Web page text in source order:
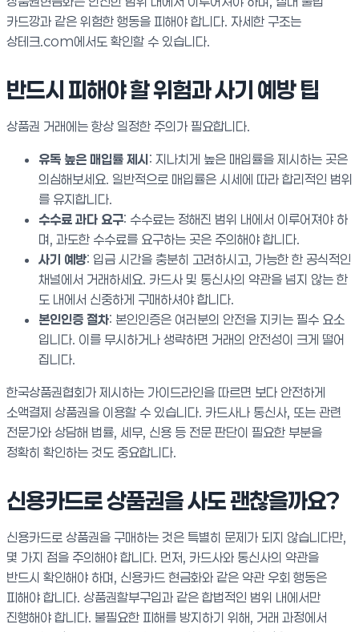
카드깡과 같은 위험한 행동을 피해야 합니다. 자세한 구조는
상테크.com에서도 확인할 수 있습니다.
반드시 피해야 할 위험과 사기 예방 팁
상품권 거래에는 항상 일정한 주의가 필요합니다.
유독 높은 매입률 제시: 지나치게 높은 매입률을 제시하는 곳은
의심해보세요. 일반적으로 매입률은 시세에 따라 합리적인 범위
를 유지합니다.
수수료 과다 요구: 수수료는 정해진 범위 내에서 이루어져야 하
며, 과도한 수수료를 요구하는 곳은 주의해야 합니다.
사기 예방: 입금 시간을 충분히 고려하시고, 가능한 한 공식적인
채널에서 거래하세요. 카드사 및 통신사의 약관을 넘지 않는 한
도 내에서 신중하게 구매하셔야 합니다.
본인인증 절차: 본인인증은 여러분의 안전을 지키는 필수 요소
입니다. 이를 무시하거나 생략하면 거래의 안전성이 크게 떨어
집니다.
한국상품권협회가 제시하는 가이드라인을 따르면 보다 안전하게
소액결제 상품권을 이용할 수 있습니다. 카드사나 통신사, 또는 관련
전문가와 상담해 법률, 세무, 신용 등 전문 판단이 필요한 부분을
정확히 확인하는 것도 중요합니다.
신용카드로 상품권을 사도 괜찮을까요?
신용카드로 상품권을 구매하는 것은 특별히 문제가 되지 않습니다만,
몇 가지 점을 주의해야 합니다. 먼저, 카드사와 통신사의 약관을
반드시 확인해야 하며, 신용카드 현금화와 같은 약관 우회 행동은
피해야 합니다. 상품권할부구입과 같은 합법적인 범위 내에서만
진행해야 합니다. 불필요한 피해를 방지하기 위해, 거래 과정에서